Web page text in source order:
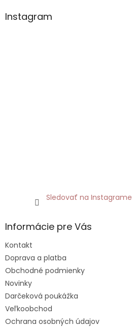
Instagram
Sledovať na Instagrame
Informácie pre Vás
Kontakt
Doprava a platba
Obchodné podmienky
Novinky
Darčeková poukážka
Veľkoobchod
Ochrana osobných údajov